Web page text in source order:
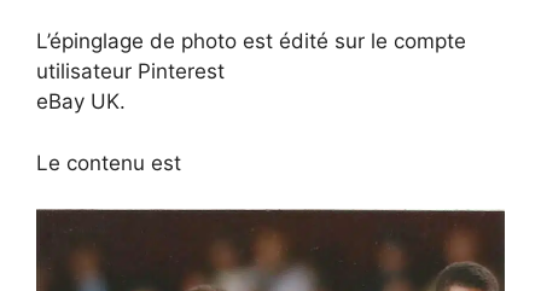
L’épinglage de photo est édité sur le compte
utilisateur Pinterest
eBay UK.
Le contenu est